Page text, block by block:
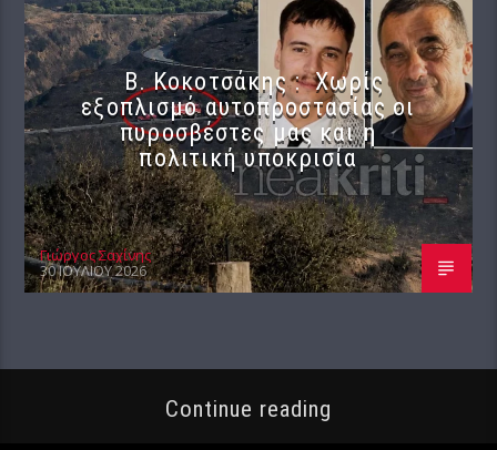
Β. Κοκοτσάκης : Χωρίς
εξοπλισμό αυτοπροστασίας οι
πυροσβέστες μας και η
πολιτική υποκρισία
Γιώργος Σαχίνης
30 ΙΟΥΛΊΟΥ 2026
Continue reading